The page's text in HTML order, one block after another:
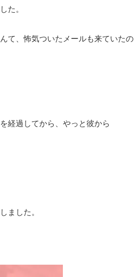
た。
て、怖気ついたメールも来ていたの
を経過してから、やっと彼から
ました。